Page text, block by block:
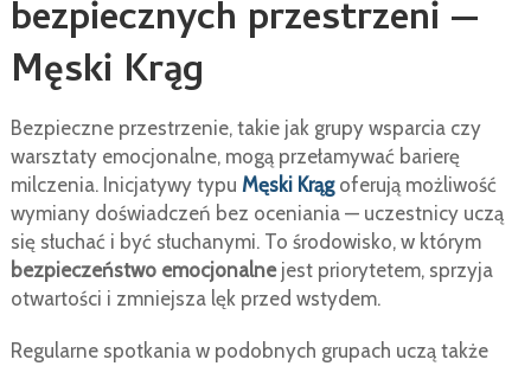
bezpiecznych przestrzeni —
Męski Krąg
Bezpieczne przestrzenie, takie jak grupy wsparcia czy
warsztaty emocjonalne, mogą przełamywać barierę
milczenia. Inicjatywy typu Męski Krągoferują możliwość
wymiany doświadczeń bez oceniania — uczestnicy uczą
się słuchać i być słuchanymi. To środowisko, w którym
bezpieczeństwo emocjonalnejest priorytetem, sprzyja
otwartości i zmniejsza lęk przed wstydem.
Regularne spotkania w podobnych grupach uczą także